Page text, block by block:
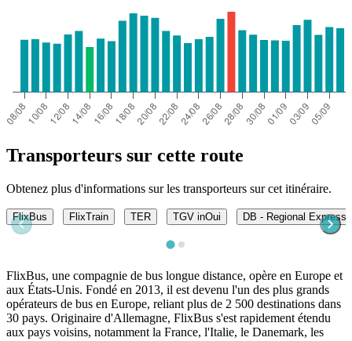
Transporteurs sur cette route
Obtenez plus d'informations sur les transporteurs sur cet itinéraire.
FlixBus FlixTrain TER TGV inOui DB - Regional Express
FlixBus, une compagnie de bus longue distance, opère en Europe et
aux États-Unis. Fondé en 2013, il est devenu l'un des plus grands
opérateurs de bus en Europe, reliant plus de 2 500 destinations dans
30 pays. Originaire d'Allemagne, FlixBus s'est rapidement étendu
aux pays voisins, notamment la France, l'Italie, le Danemark, les